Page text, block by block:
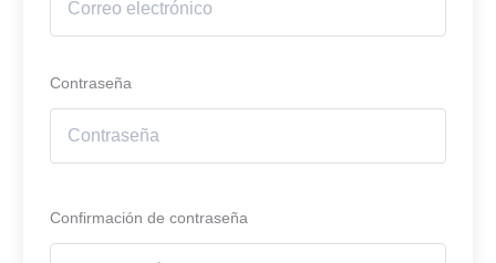
Contraseña
Confirmación de contraseña